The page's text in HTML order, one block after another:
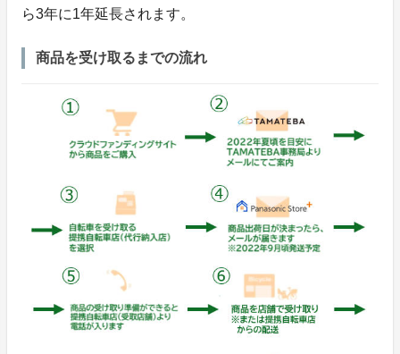
ら3年に1年延長されます。
商品を受け取るまでの流れ